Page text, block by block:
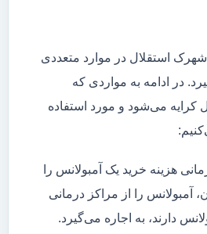
شهرک استقلال در موارد متعددی
در ادامه به مواردی که
کرایه می‌شود و مورد استفاده
هزینه خرید یک آمبولانس را
آمبولانس را از مراکز درمانی
دارند، به اجاره می‌گیرد.